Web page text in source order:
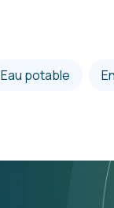
eau potable